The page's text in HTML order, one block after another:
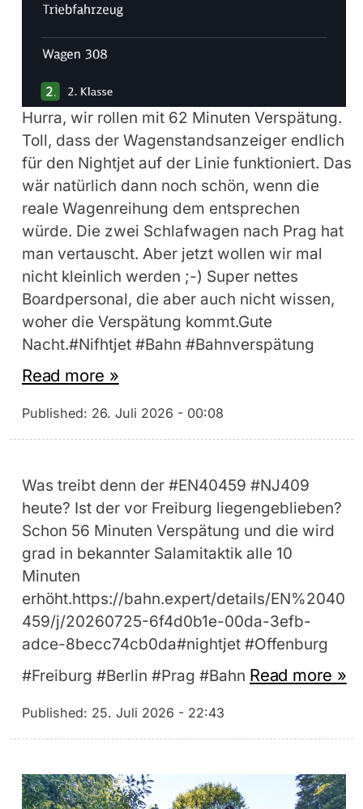
Hurra, wir rollen mit 62 Minuten Verspätung.
Toll, dass der Wagenstandsanzeiger endlich
für den Nightjet auf der Linie funktioniert. Das
wär natürlich dann noch schön, wenn die
reale Wagenreihung dem entsprechen
würde. Die zwei Schlafwagen nach Prag hat
man vertauscht. Aber jetzt wollen wir mal
nicht kleinlich werden ;-) Super nettes
Boardpersonal, die aber auch nicht wissen,
woher die Verspätung kommt.Gute
Nacht.#Nifhtjet #Bahn #Bahnverspätung
Read more »
Published: 26. Juli 2026 - 00:08
Was treibt denn der #EN40459 #NJ409
heute? Ist der vor Freiburg liegengeblieben?
Schon 56 Minuten Verspätung und die wird
grad in bekannter Salamitaktik alle 10
Minuten
erhöht.https://bahn.expert/details/EN%2040
459/j/20260725-6f4d0b1e-00da-3efb-
adce-8becc74cb0da#nightjet #Offenburg
#Freiburg #Berlin #Prag #Bahn Read more »
Published: 25. Juli 2026 - 22:43